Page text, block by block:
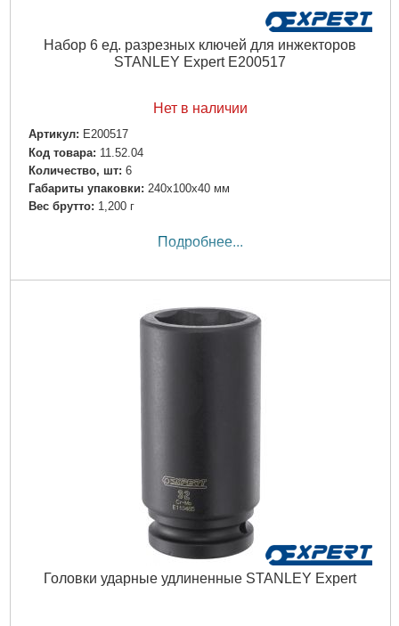
Набор 6 ед. разрезных ключей для инжекторов
STANLEY Expert E200517
Нет в наличии
Артикул: E200517
Код товара: 11.52.04
Количество, шт: 6
Габариты упаковки: 240x100x40 мм
Вес брутто: 1,200 г
Подробнее...
Головки ударные удлиненные STANLEY Expert